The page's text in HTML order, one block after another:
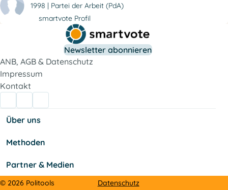
1998
Partei der Arbeit (PdA)
smartvote Profil
Newsletter abonnieren
ANB, AGB & Datenschutz
Impressum
Kontakt
Über uns
Methoden
Partner & Medien
© 2026 Politools Datenschutz